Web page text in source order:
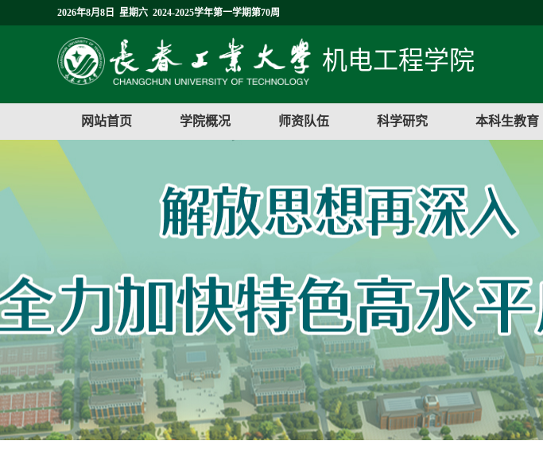
2026年8月8日 星期六 2024-2025学年第一学期第70周
机电工程学院
网站首页 学院概况 师资队伍 科学研究 本科生教育